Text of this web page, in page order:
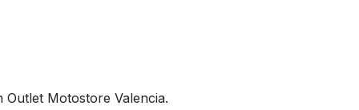
Motostore Valencia.